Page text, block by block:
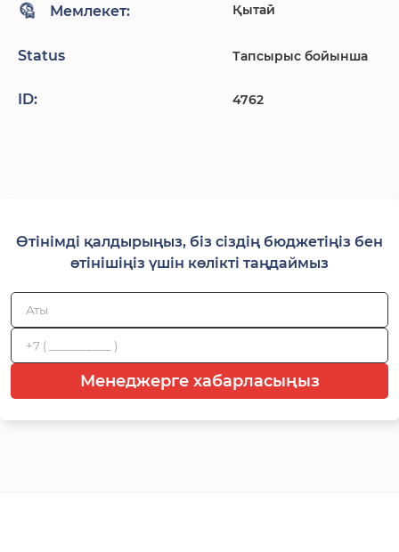
Мемлекет: Қытай
Status Тапсырыс бойынша
ID: 4762
Өтінімді қалдырыңыз, біз сіздің бюджетіңіз бен
өтінішіңіз үшін көлікті таңдаймыз
Менеджерге хабарласыңыз